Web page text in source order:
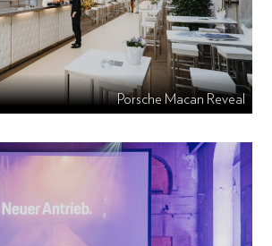
Porsche Macan Reveal